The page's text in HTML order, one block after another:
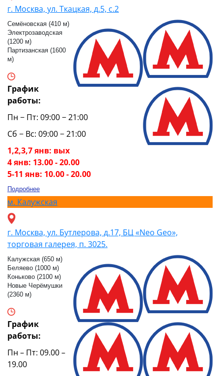
г. Москва, ул. Ткацкая, д.5, с.2
Семёновская (410 м)
Электрозаводская
(1200 м)
Партизанская (1600
м)
График
работы:
Пн − Пт: 09:00 − 21:00
Сб − Вс: 09:00 − 21:00
1,2,3,7 янв: вых
4 янв: 13.00 - 20.00
5-11 янв: 10.00 - 20.00
Подробнее
м. Калужская
г. Москва, ул. Бутлерова, д.17, БЦ «Neo Geo»,
торговая галерея, п. 3025.
Калужская (650 м)
Беляево (1000 м)
Коньково (2100 м)
Новые Черёмушки
(2360 м)
График
работы:
Пн – Пт: 09.00 –
19.00